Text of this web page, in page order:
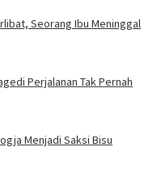
Seorang Ibu Meninggal
Perjalanan Tak Pernah
Menjadi Saksi Bisu